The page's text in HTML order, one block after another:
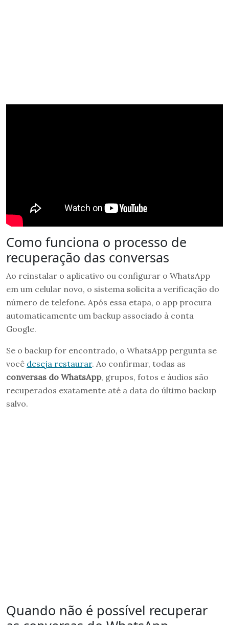
Como funciona o processo de
recuperação das conversas
Ao reinstalar o aplicativo ou configurar o WhatsApp
em um celular novo, o sistema solicita a verificação do
número de telefone. Após essa etapa, o app procura
automaticamente um backup associado à conta
Google.
Se o backup for encontrado, o WhatsApp pergunta se
você deseja restaurar. Ao confirmar, todas as
conversas do WhatsApp, grupos, fotos e áudios são
recuperados exatamente até a data do último backup
salvo.
Quando não é possível recuperar